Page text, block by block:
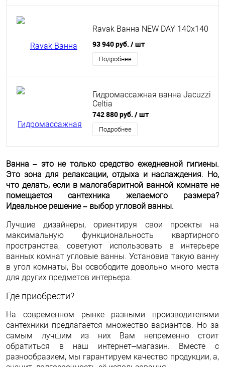
Ravak Ванна NEW DAY 140x140
93 940 руб. / шт
Подробнее
Гидромассажная ванна Jacuzzi
Celtia
742 880 руб. / шт
Подробнее
Ванна – это не только средство ежедневной гигиены.
Это зона для релаксации, отдыха и наслаждения. Но,
что делать, если в малогабаритной ванной комнате не
помещается сантехника желаемого размера?
Идеальное решение – выбор угловой ванны.
Лучшие дизайнеры, ориентируя свои проекты на
максимальную функциональность квартирного
пространства, советуют использовать в интерьере
ванных комнат угловые ванны. Установив такую ванну
в угол комнаты, Вы освободите довольно много места
для других предметов интерьера.
Где приобрести?
На современном рынке разными производителями
сантехники предлагается множество вариантов. Но за
самым лучшим из них Вам непременно стоит
обратиться в наш интернет–магазин. Вместе с
разнообразием, мы гарантируем качество продукции, а,